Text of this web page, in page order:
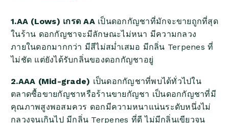
1.AA (Lows) เกรด AAเป็นดอกกัญชาที่มักจะขายถูกที่สุด
ในร้าน ดอกกัญชาจะมีลักษณะไม่หนา มีความกลวง
ภายในดอกมากกว่า มีสีไม่สม่ำเสมอ มีกลิ่น Terpenes ที่
ไม่ชัด แต่ยังได้รับกลิ่นของดอกกัญชาอยู่
2.AAA (Mid-grade) เป็นดอกกัญชาที่พบได้ทั่วไปใน
ตลาดซื้อขายกัญชาหรือร้านขายกัญชา เป็นดอกกัญชาที่มี
คุณภาพสูงพอสมควร ดอกมีความหนาแน่นระดับหนึ่งไม่
กลวงจนเกินไป มีกลิ่น Terpenes ที่ดี ไม่มีกลิ่นเขียวจน